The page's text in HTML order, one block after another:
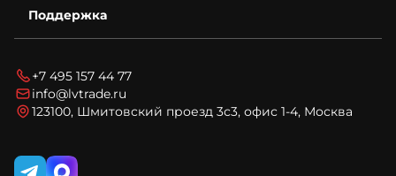
Для бизнеса
Спецпредложения
Гарантия
Условия оплаты
Соглашение на обработку персональных данных
Политика конфиденциальности и обработки
персональных данных
Поддержка
Карта сайта
+7 495 157 44 77
info@lvtrade.ru
123100, Шмитовский проезд 3с3, офис 1-4, Москва